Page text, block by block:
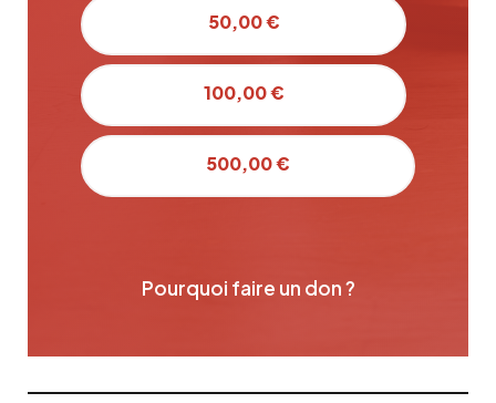
50,00 €
100,00 €
500,00 €
Pourquoi faire un don ?